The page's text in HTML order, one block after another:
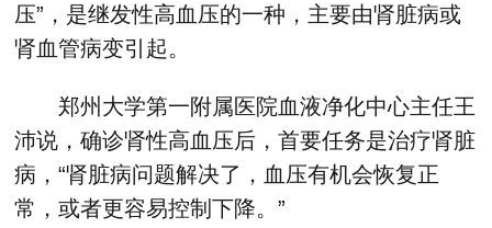
压”，是继发性高血压的一种，主要由肾脏病或
肾血管病变引起。
郑州大学第一附属医院血液净化中心主任王
沛说，确诊肾性高血压后，首要任务是治疗肾脏
病，“肾脏病问题解决了，血压有机会恢复正
常，或者更容易控制下降。”